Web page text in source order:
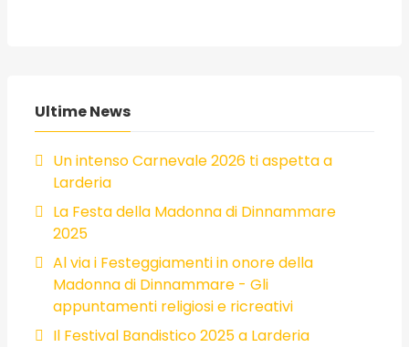
Ultime News
Un intenso Carnevale 2026 ti aspetta a
Larderia
La Festa della Madonna di Dinnammare
2025
Al via i Festeggiamenti in onore della
Madonna di Dinnammare - Gli
appuntamenti religiosi e ricreativi
Il Festival Bandistico 2025 a Larderia